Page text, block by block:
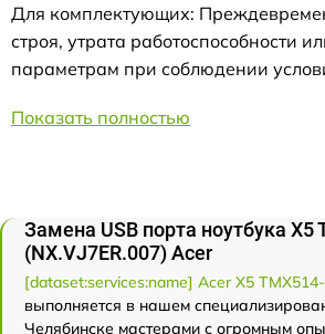
Для комплектующих:
строя, утрата работоспособности
параметрам при соблюдении
Показать полностью
Замена USB порта ноутбука X5
(NX.VJ7ER.007) Acer
[dataset:services:name] Acer X5 TMX514-
выполняется в нашем
Челябинске мастерами с огромным